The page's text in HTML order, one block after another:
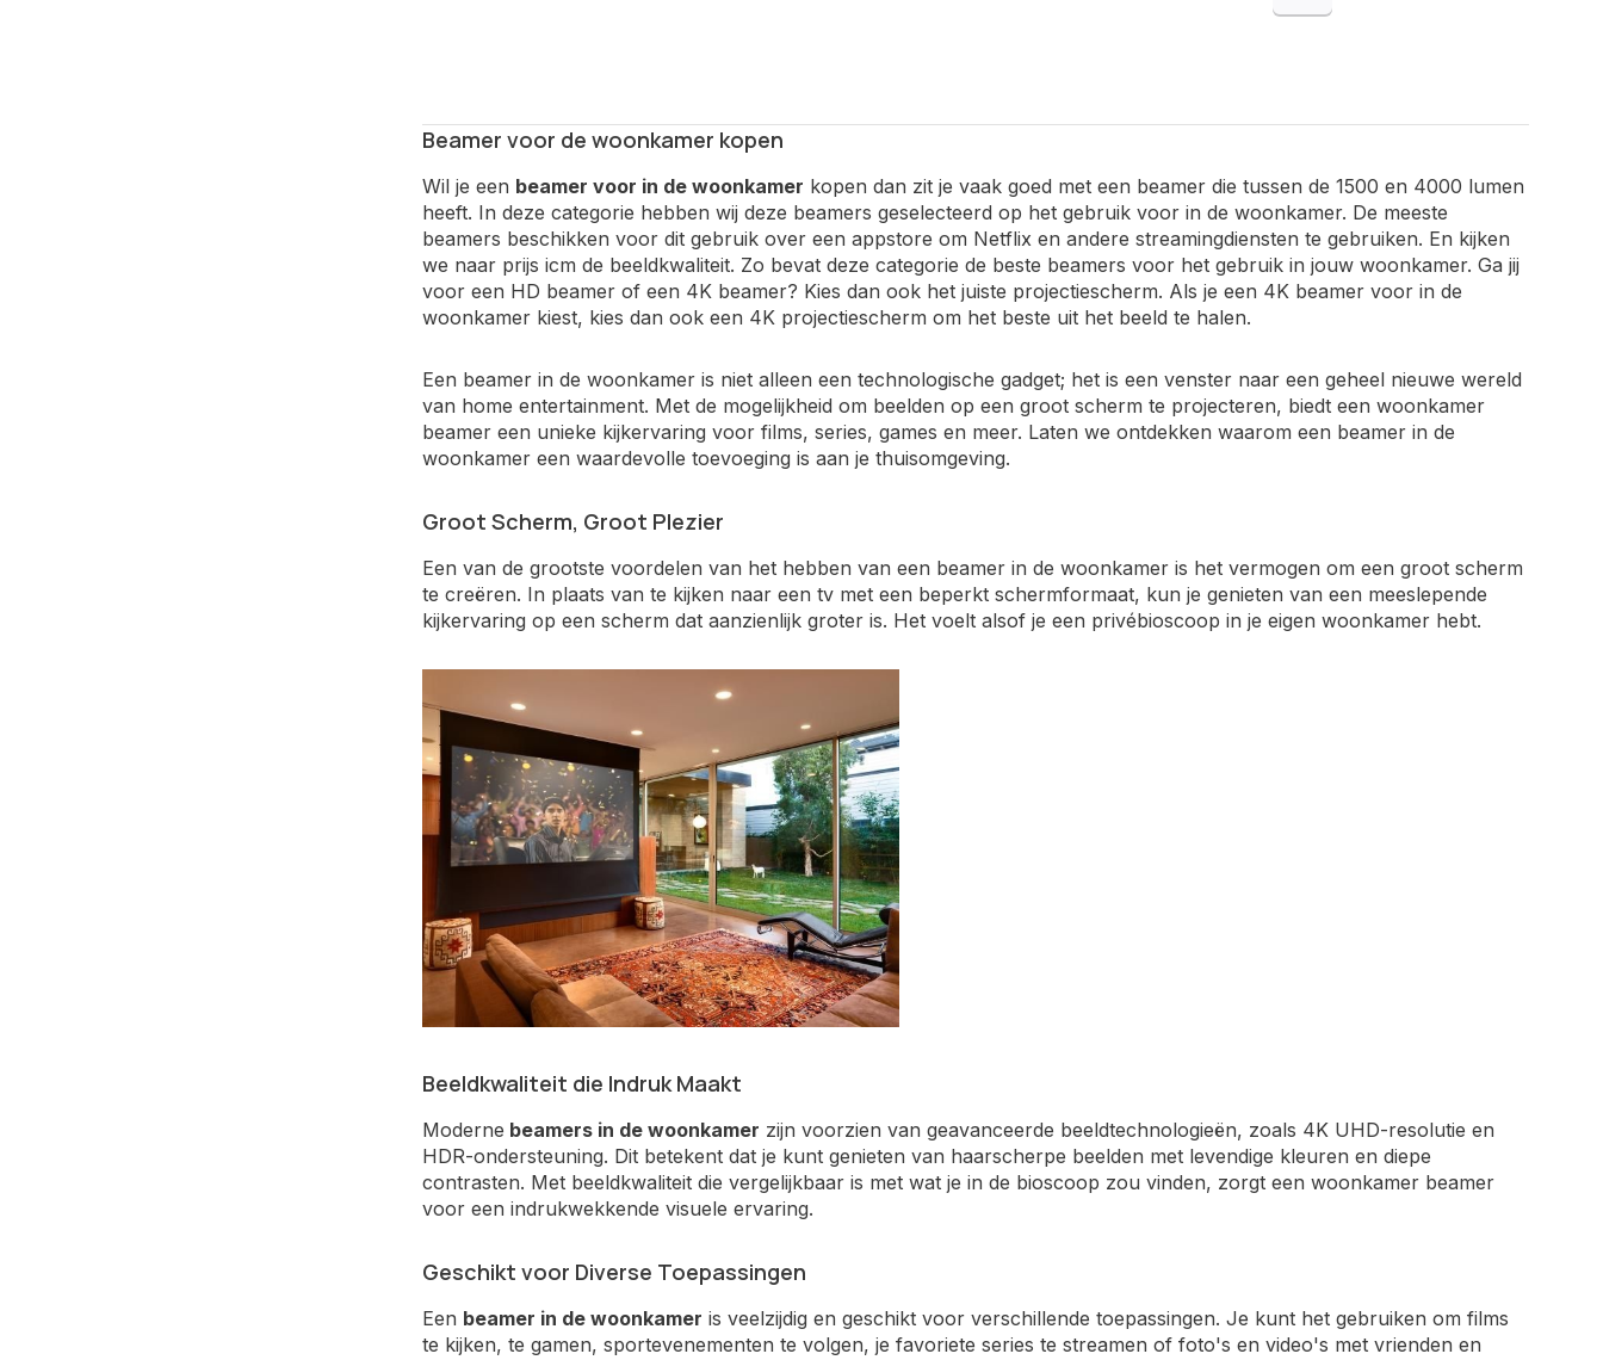
Beamer voor de woonkamer kopen
Wil je een beamer voor in de woonkamer kopen dan zit je vaak goed met een beamer die tussen de 1500 en 4000 lumen
heeft. In deze categorie hebben wij deze beamers geselecteerd op het gebruik voor in de woonkamer. De meeste
beamers beschikken voor dit gebruik over een appstore om Netflix en andere streamingdiensten te gebruiken. En kijken
we naar prijs icm de beeldkwaliteit. Zo bevat deze categorie de beste beamers voor het gebruik in jouw woonkamer. Ga jij
voor een HD beamer of een 4K beamer? Kies dan ook het juiste projectiescherm. Als je een 4K beamer voor in de
woonkamer kiest, kies dan ook een 4K projectiescherm om het beste uit het beeld te halen.
Een beamer in de woonkamer is niet alleen een technologische gadget; het is een venster naar een geheel nieuwe wereld
van home entertainment. Met de mogelijkheid om beelden op een groot scherm te projecteren, biedt een woonkamer
beamer een unieke kijkervaring voor films, series, games en meer. Laten we ontdekken waarom een beamer in de
woonkamer een waardevolle toevoeging is aan je thuisomgeving.
Groot Scherm, Groot Plezier
Een van de grootste voordelen van het hebben van een beamer in de woonkamer is het vermogen om een groot scherm
te creëren. In plaats van te kijken naar een tv met een beperkt schermformaat, kun je genieten van een meeslepende
kijkervaring op een scherm dat aanzienlijk groter is. Het voelt alsof je een privébioscoop in je eigen woonkamer hebt.
Beeldkwaliteit die Indruk Maakt
Moderne beamers in de woonkamer zijn voorzien van geavanceerde beeldtechnologieën, zoals 4K UHD-resolutie en
HDR-ondersteuning. Dit betekent dat je kunt genieten van haarscherpe beelden met levendige kleuren en diepe
contrasten. Met beeldkwaliteit die vergelijkbaar is met wat je in de bioscoop zou vinden, zorgt een woonkamer beamer
voor een indrukwekkende visuele ervaring.
Geschikt voor Diverse Toepassingen
Een beamer in de woonkamer is veelzijdig en geschikt voor verschillende toepassingen. Je kunt het gebruiken om films
te kijken, te gamen, sportevenementen te volgen, je favoriete series te streamen of foto's en video's met vrienden en